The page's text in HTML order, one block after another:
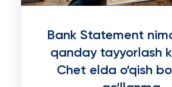
Bank Statement
qanday tayyorlash
Chet elda o‘qish